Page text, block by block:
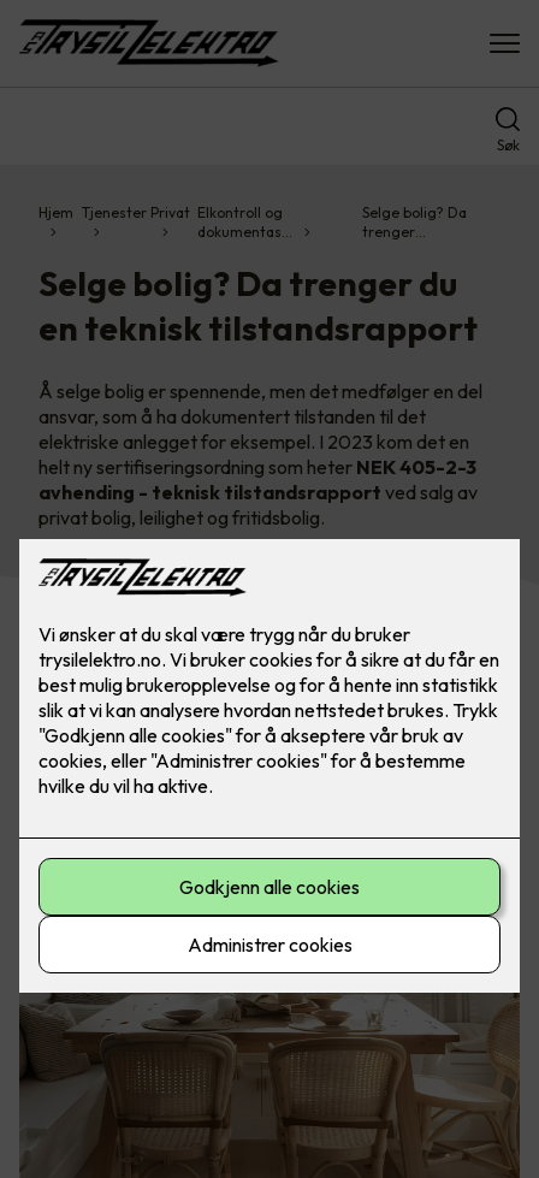
Søk
Hjem Tjenester Privat Elkontroll og
dokumentas…
Selge bolig? Da
trenger…
Selge bolig? Da trenger du
en teknisk tilstandsrapport
Å selge bolig er spennende, men det medfølger en del
ansvar, som å ha dokumentert tilstanden til det
elektriske anlegget for eksempel. I 2023 kom det en
helt ny sertifiseringsordning som heter NEK 405-2-3
avhending - teknisk tilstandsrapport ved salg av
privat bolig, leilighet og fritidsbolig.